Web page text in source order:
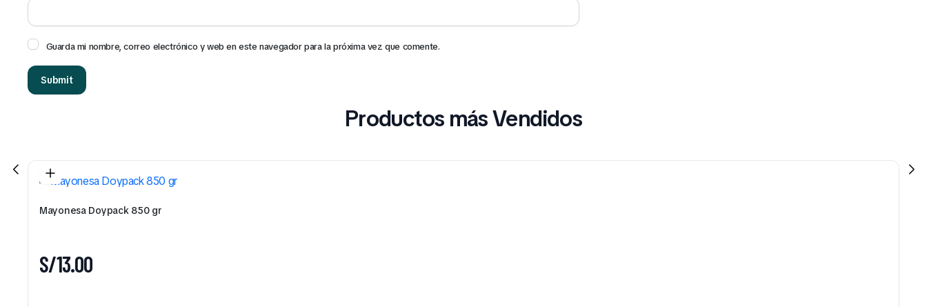
Guarda mi nombre, correo electrónico y web en este navegador para la próxima vez que comente.
Productos más Vendidos
Mayonesa Doypack 850 gr
S/13.00